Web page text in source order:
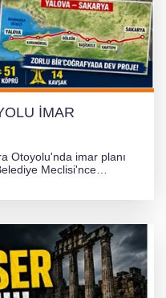
OTOYOLU İMAR
İMAR
Otoyolu'nda imar planı
Meclisi'nce